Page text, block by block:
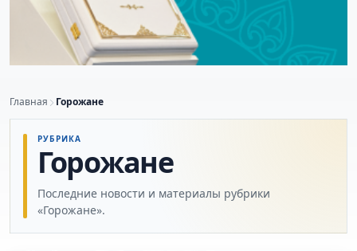
Главная Горожане
РУБРИКА
Горожане
Последние новости и материалы рубрики
«Горожане».